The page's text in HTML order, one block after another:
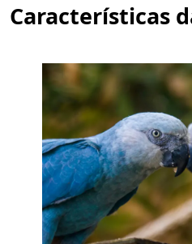
Características